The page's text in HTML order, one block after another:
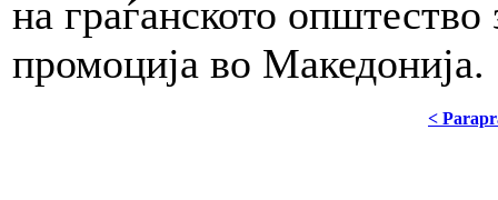
на граѓанското општество
промоција во Македонија.
<